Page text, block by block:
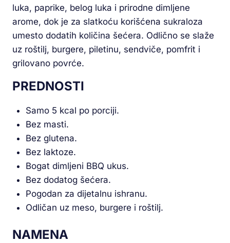
luka, paprike, belog luka i prirodne dimljene
arome, dok je za slatkoću korišćena sukraloza
umesto dodatih količina šećera. Odlično se slaže
uz roštilj, burgere, piletinu, sendviče, pomfrit i
grilovano povrće.
PREDNOSTI
Samo 5 kcal po porciji.
Bez masti.
Bez glutena.
Bez laktoze.
Bogat dimljeni BBQ ukus.
Bez dodatog šećera.
Pogodan za dijetalnu ishranu.
Odličan uz meso, burgere i roštilj.
NAMENA